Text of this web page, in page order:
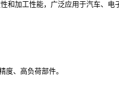
加工性能，广泛应用于汽车、电
、高负荷部件。